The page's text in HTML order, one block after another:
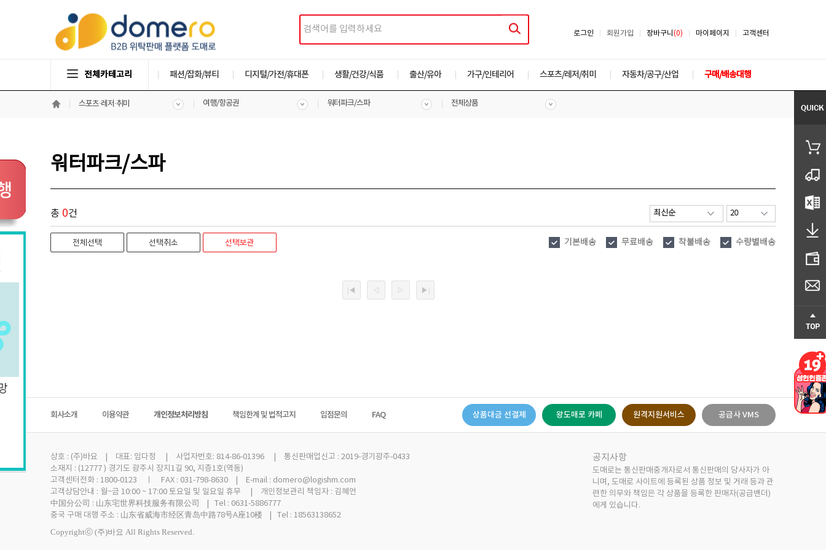
고객센터
마이페이지
장바구니 (0)
회원가입
로그인
전체카테고리 패션/잡화/뷰티 디지털/가전/휴대폰 생활/건강/식품 출산/유아 가구/인테리어 스포츠/레저/취미 자동차/공구/산업 구매/배송대행
스포츠·레저·취미 여행/항공권 워터파크/스파 전체상품
워터파크/스파
총 0건
기본배송 무료배송 착불배송 수량별배송
회사소개 이용약관 개인정보처리방침 책임한계 및 법적고지 입점문의 FAQ
상호 : (주)바요 | 대표: 임다정 | 사업자번호: 814-86-01396 | 통신판매업신고 : 2019-경기광주-0433
소재지 : (12777 ) 경기도 광주시 장지1길 90, 지층1호(역동)
고객센터전화 : 1800-0123 ㅣ FAX : 031-798-8630 | E-mail : domero@logishm.com
고객상담안내 : 월~금 10:00 ~ 17:00 토요일 및 일요일 휴무 | 개인정보관리 책임자 : 김혜언
中国分公司 : 山东宅世界科技服务有限公司 | Tel : 0631-5886777
중국 구매 대행 주소 : 山东省威海市经区青岛中路78号A座10楼 | Tel : 18563138652
Copyrightⓒ (주)바요 All Rights Reserved.
공지사항
도매로는 통신판매중개자로서 통신판매의 당사자가 아
니며, 도매로 사이트에 등록된 상품 정보 및 거래 등과 관
련한 의무와 책임은 각 상품을 등록한 판매자(공급밴더)
에게 있습니다.